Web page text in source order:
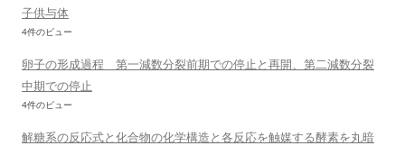
子供与体
4件のビュー
卵子の形成過程 第一減数分裂前期での停止と再開、第二減数分裂
中期での停止
4件のビュー
解糖系の反応式と化合物の化学構造と各反応を触媒する酵素を丸暗